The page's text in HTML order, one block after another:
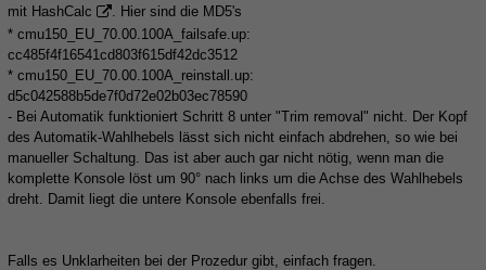
mit HashCalc
. Hier sind die MD5's
* cmu150_EU_70.00.100A_failsafe.up:
cc485f4f16541cd803f615df42dc3512
* cmu150_EU_70.00.100A_reinstall.up:
d5c042588b5de7f0d72e02b03ec78590
- Bei Automatik funktioniert Schritt 8 unter "Trim removal" nicht. Der Kopf
des Automatik-Wahlhebels lässt sich nicht einfach abdrehen, so wie bei
manueller Schaltung. Das ist aber auch gar nicht nötig, wenn man die
komplette Konsole löst um 90° nach links um die Achse des Wahlhebels
dreht. Damit liegt die untere Konsole ebenfalls frei.
Falls es Unklarheiten bei der Prozedur gibt, einfach fragen.